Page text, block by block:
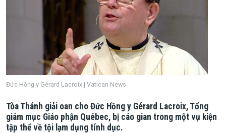
Đức Hồng y Gérard Lacroix | Vatican News
Tòa Thánh giải oan cho Đức Hồng y Gérard Lacroix, Tổng
giám mục Giáo phận Québec, bị cáo gian trong một vụ kiện
tập thể về tội lạm dụng tính dục.